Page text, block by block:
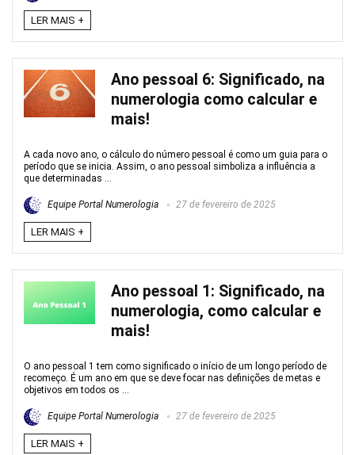
LER MAIS +
Ano pessoal 6: Significado, na
numerologia como calcular e
mais!
A cada novo ano, o cálculo do número pessoal é como um guia para o
período que se inicia. Assim, o ano pessoal simboliza a influência a
que determinadas ...
Equipe Portal Numerologia 27 de fevereiro de 2025
LER MAIS +
Ano pessoal 1: Significado, na
numerologia, como calcular e
mais!
O ano pessoal 1 tem como significado o início de um longo período de
recomeço. É um ano em que se deve focar nas definições de metas e
objetivos em todos os ...
Equipe Portal Numerologia 27 de fevereiro de 2025
LER MAIS +